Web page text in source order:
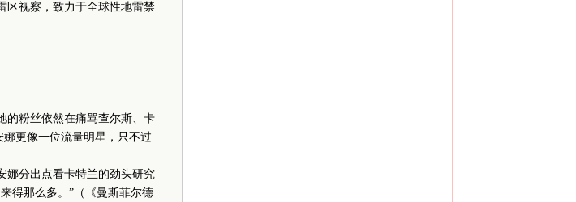
区视察，致力于全球性地雷禁
粉丝依然在痛骂查尔斯、卡
更像一位流量明星，只不过
分出点看卡特兰的劲头研究
得那么多。”（《曼斯菲尔德